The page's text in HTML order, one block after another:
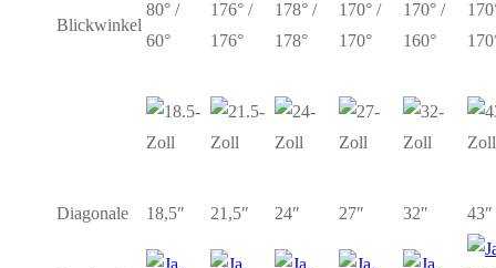
Blickwinkel
80° /
60°
176° /
176°
178° /
178°
170° /
170°
170° /
160°
Diagonale 18,5″ 21,5″ 24″ 27″ 32″ 43″